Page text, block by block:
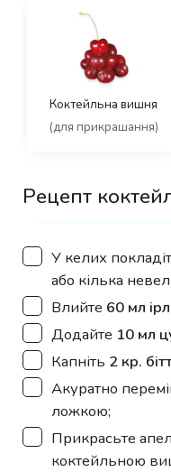
Коктейльна вишня
(для прикрашання)
Рецепт
▢
У келих
або кілька
▢
Влийте 60 мл
▢
Додайте 10 мл
▢
Капніть 2 кр.
▢
Акуратно
ложкою;
▢
Прикрасьте
коктейльною